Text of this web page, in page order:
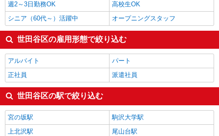
週2～3日勤務OK
高校生OK
シニア（60代～）活躍中
オープニングスタッフ
世田谷区の雇用形態で絞り込む
アルバイト
パート
正社員
派遣社員
世田谷区の駅で絞り込む
宮の坂駅
駒沢大学駅
上北沢駅
尾山台駅